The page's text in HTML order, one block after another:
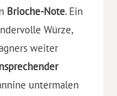
Brioche-Note. Ein
Würze,
weiter
untermalen